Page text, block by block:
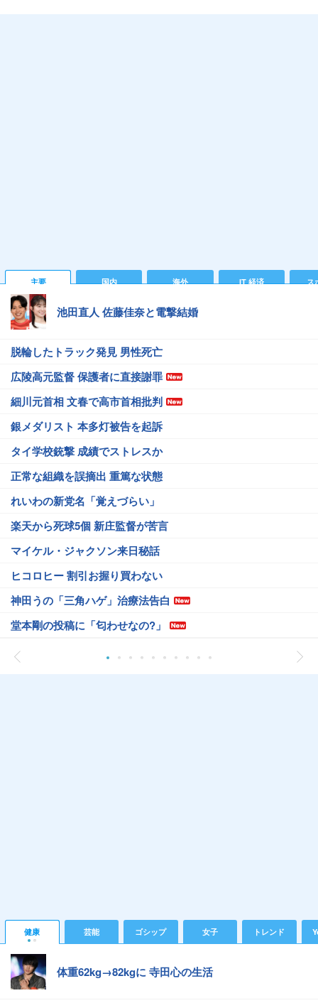
主要 国内 海外 IT 経済 ス
池田直人 佐藤佳奈と電撃結婚
脱輪したトラック発見 男性死亡
広陵高元監督 保護者に直接謝罪
細川元首相 文春で高市首相批判
銀メダリスト 本多灯被告を起訴
タイ学校銃撃 成績でストレスか
正常な組織を誤摘出 重篤な状態
れいわの新党名「覚えづらい」
楽天から死球5個 新庄監督が苦言
マイケル・ジャクソン来日秘話
ヒコロヒー 割引お握り買わない
神田うの「三角ハゲ」治療法告白
堂本剛の投稿に「匂わせなの?」
健康 芸能 ゴシップ 女子 トレンド
体重62kg→82kgに 寺田心の生活